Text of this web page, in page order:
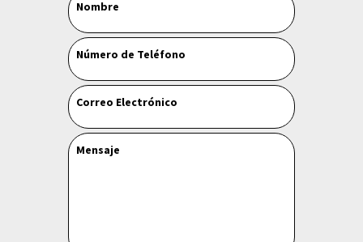
this
field
blank
Nombre
Número de Teléfono
Correo Electrónico
Mensaje